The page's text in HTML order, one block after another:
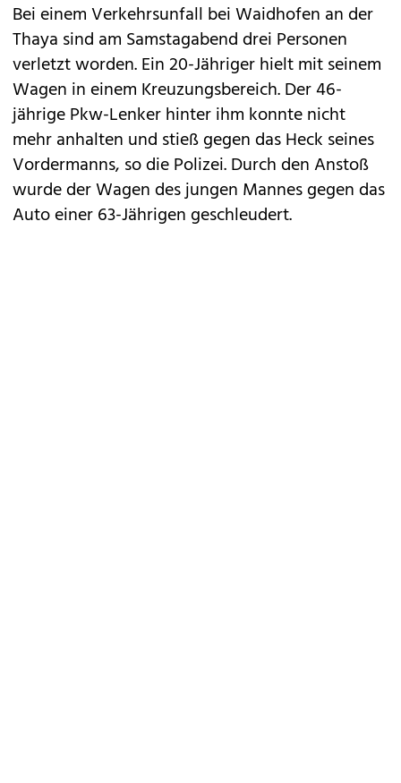
Bei einem Verkehrsunfall bei Waidhofen an der
Thaya sind am Samstagabend drei Personen
verletzt worden. Ein 20-Jähriger hielt mit seinem
Wagen in einem Kreuzungsbereich. Der 46-
jährige Pkw-Lenker hinter ihm konnte nicht
mehr anhalten und stieß gegen das Heck seines
Vordermanns, so die Polizei. Durch den Anstoß
wurde der Wagen des jungen Mannes gegen das
Auto einer 63-Jährigen geschleudert.